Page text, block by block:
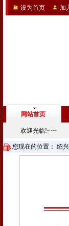
设为首页 加
网站首页
欢迎光临!~~~
您现在的位置： 绍